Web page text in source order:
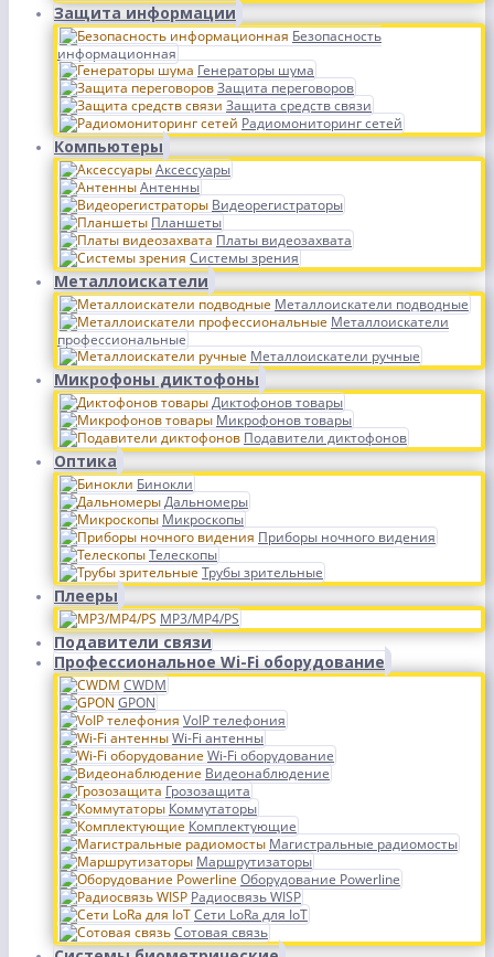
Защита информации
Безопасность
информационная
Генераторы шума
Защита переговоров
Защита средств связи
Радиомониторинг сетей
Компьютеры
Аксессуары
Антенны
Видеорегистраторы
Планшеты
Платы видеозахвата
Системы зрения
Металлоискатели
Металлоискатели подводные
Металлоискатели
профессиональные
Металлоискатели ручные
Микрофоны диктофоны
Диктофонов товары
Микрофонов товары
Подавители диктофонов
Оптика
Бинокли
Дальномеры
Микроскопы
Приборы ночного видения
Телескопы
Трубы зрительные
Плееры
MP3/MP4/PS
Подавители связи
Профессиональное Wi-Fi оборудование
CWDM
GPON
VoIP телефония
Wi-Fi антенны
Wi-Fi оборудование
Видеонаблюдение
Грозозащита
Коммутаторы
Комплектующие
Магистральные радиомосты
Маршрутизаторы
Оборудование Powerline
Радиосвязь WISP
Сети LoRa для IoT
Сотовая связь